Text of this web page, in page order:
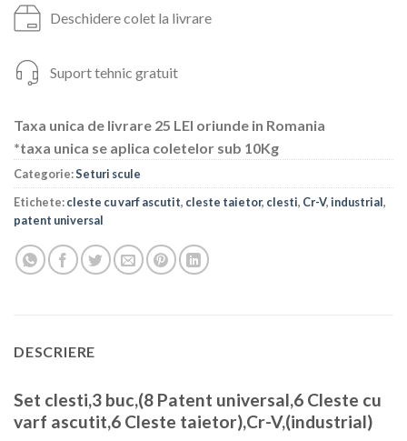
Deschidere colet la livrare
Suport tehnic gratuit
Taxa unica de livrare 25 LEI oriunde in Romania
*taxa unica se aplica coletelor sub 10Kg
Categorie:Seturi scule
Etichete:cleste cu varf ascutit, cleste taietor, clesti, Cr-V,industrial,
patent universal
DESCRIERE
Set clesti,3 buc,(8 Patent universal,6 Cleste cu
varf ascutit,6 Cleste taietor),Cr-V,(industrial)